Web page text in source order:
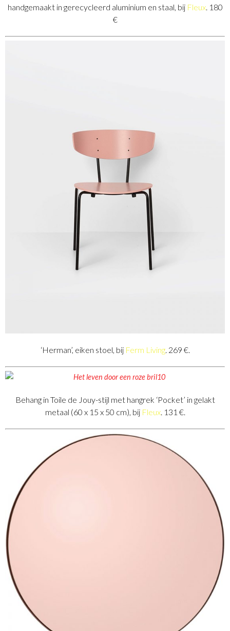
handgemaakt in gerecycleerd aluminium en staal, bij Fleux. 180
€
‘Herman’, eiken stoel, bij Ferm Living. 269 €.
Behang in Toile de Jouy-stijl met hangrek ‘Pocket’ in gelakt
metaal (60 x 15 x 50 cm), bij Fleux. 131 €.